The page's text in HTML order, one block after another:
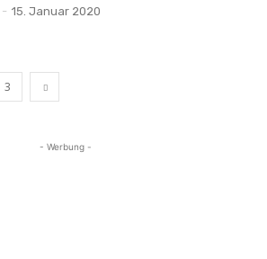
- 15. Januar 2020
3
- Werbung -